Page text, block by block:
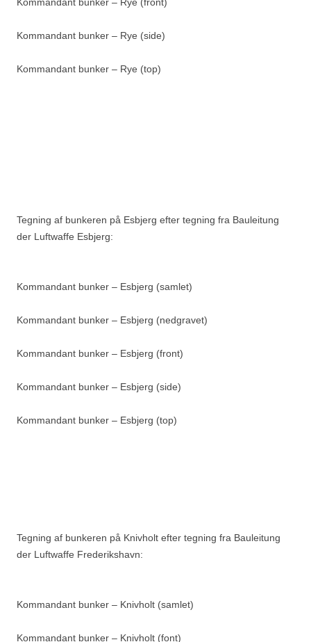
Kommandant bunker – Rye (side)
Kommandant bunker – Rye (top)
Tegning af bunkeren på Esbjerg efter tegning fra Bauleitung
der Luftwaffe Esbjerg:
Kommandant bunker – Esbjerg (samlet)
Kommandant bunker – Esbjerg (nedgravet)
Kommandant bunker – Esbjerg (front)
Kommandant bunker – Esbjerg (side)
Kommandant bunker – Esbjerg (top)
Tegning af bunkeren på Knivholt efter tegning fra Bauleitung
der Luftwaffe Frederikshavn:
Kommandant bunker – Knivholt (samlet)
Kommandant bunker – Knivholt (font)